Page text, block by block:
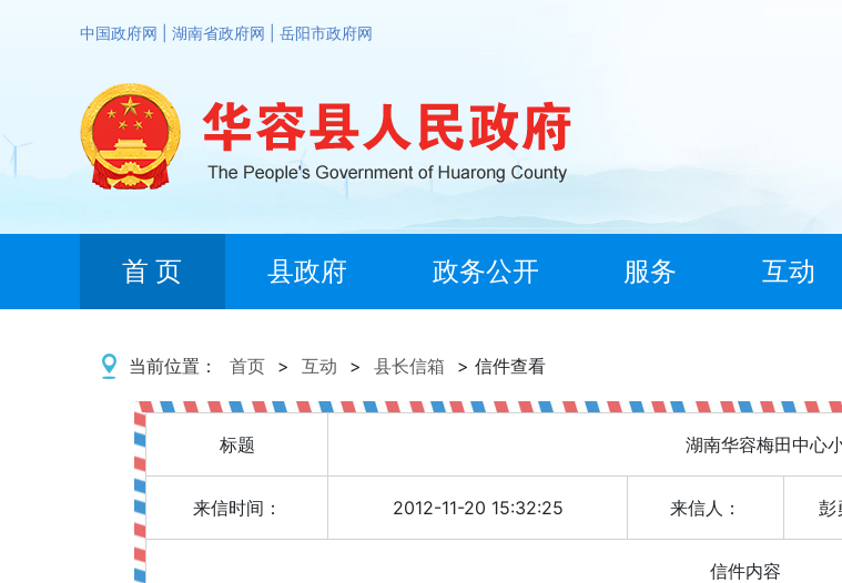
中国政府网 湖南省政府网 岳阳市政府网
首 页 县政府 政务公开 服务 互动
当前位置： 首页 > 互动 > 县长信箱 > 信件查看
标题 湖南华容梅田中心
来信时间： 2012-11-20 15:32:25 来信人： 彭
信件内容